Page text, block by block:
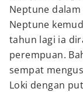
Neptune
Neptune
tahun lagi ia
perempuan.
sempat
Loki dengan